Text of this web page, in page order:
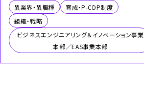
異業界・異職種
育成・P-CDP制度
組織・戦略
ビジネスエンジニアリング＆イノベーション事業
本部／EAS事業本部